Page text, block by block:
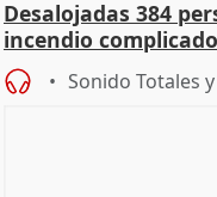
Desalojadas 384
incendio
Sonido Totales